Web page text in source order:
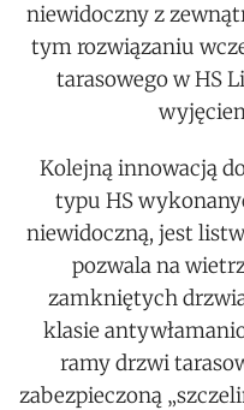
niewidoczny z
tym rozwiązaniu
tarasowego w HS
Kolejną innowacją
typu HS
niewidoczną, jest
pozwala na
zamkniętych
klasie
ramy drzwi
zabezpieczoną